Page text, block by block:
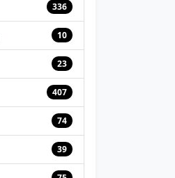
336
10
23
407
74
39